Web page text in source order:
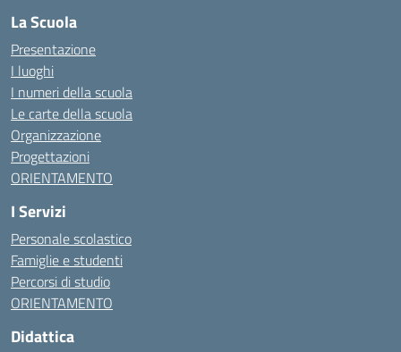
La Scuola
Presentazione
I luoghi
I numeri della scuola
Le carte della scuola
Organizzazione
Progettazioni
ORIENTAMENTO
I Servizi
Personale scolastico
Famiglie e studenti
Percorsi di studio
ORIENTAMENTO
Didattica